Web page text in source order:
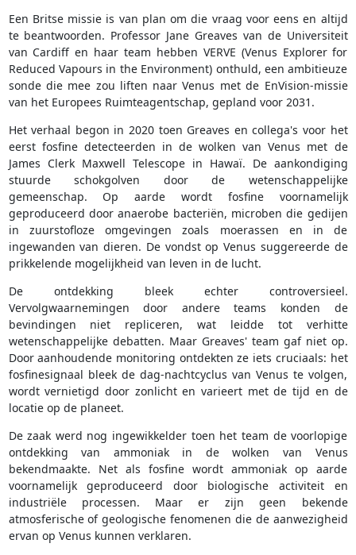
Een Britse missie is van plan om die vraag voor eens en altijd
te beantwoorden. Professor Jane Greaves van de Universiteit
van Cardiff en haar team hebben VERVE (Venus Explorer for
Reduced Vapours in the Environment) onthuld, een ambitieuze
sonde die mee zou liften naar Venus met de EnVision-missie
van het Europees Ruimteagentschap, gepland voor 2031.
Het verhaal begon in 2020 toen Greaves en collega's voor het
eerst fosfine detecteerden in de wolken van Venus met de
James Clerk Maxwell Telescope in Hawaï. De aankondiging
stuurde schokgolven door de wetenschappelijke
gemeenschap. Op aarde wordt fosfine voornamelijk
geproduceerd door anaerobe bacteriën, microben die gedijen
in zuurstofloze omgevingen zoals moerassen en in de
ingewanden van dieren. De vondst op Venus suggereerde de
prikkelende mogelijkheid van leven in de lucht.
De ontdekking bleek echter controversieel.
Vervolgwaarnemingen door andere teams konden de
bevindingen niet repliceren, wat leidde tot verhitte
wetenschappelijke debatten. Maar Greaves' team gaf niet op.
Door aanhoudende monitoring ontdekten ze iets cruciaals: het
fosfinesignaal bleek de dag-nachtcyclus van Venus te volgen,
wordt vernietigd door zonlicht en varieert met de tijd en de
locatie op de planeet.
De zaak werd nog ingewikkelder toen het team de voorlopige
ontdekking van ammoniak in de wolken van Venus
bekendmaakte. Net als fosfine wordt ammoniak op aarde
voornamelijk geproduceerd door biologische activiteit en
industriële processen. Maar er zijn geen bekende
atmosferische of geologische fenomenen die de aanwezigheid
ervan op Venus kunnen verklaren.